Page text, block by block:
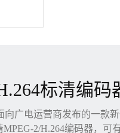
标清编码
向广电运营商发布的一款
2/H.264编码器，可